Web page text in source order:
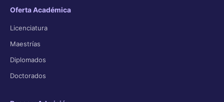
Oferta Académica
Licenciatura
Maestrías
Diplomados
Doctorados